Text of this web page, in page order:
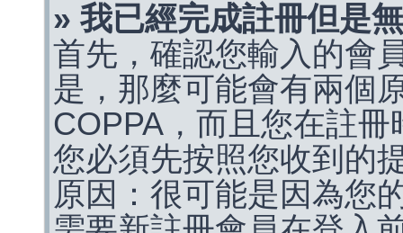
» 我已經完成註冊但是
首先，確認您輸入的會
是，那麼可能會有兩個
COPPA，而且您在註
您必須先按照您收到的
原因：很可能是因為您